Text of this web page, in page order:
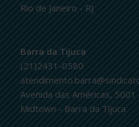
Rio de Janeiro - RJ
Barra da Tijuca
(21)2431-0580
Avenida das Américas,
Midtown - Barra da Tijuca